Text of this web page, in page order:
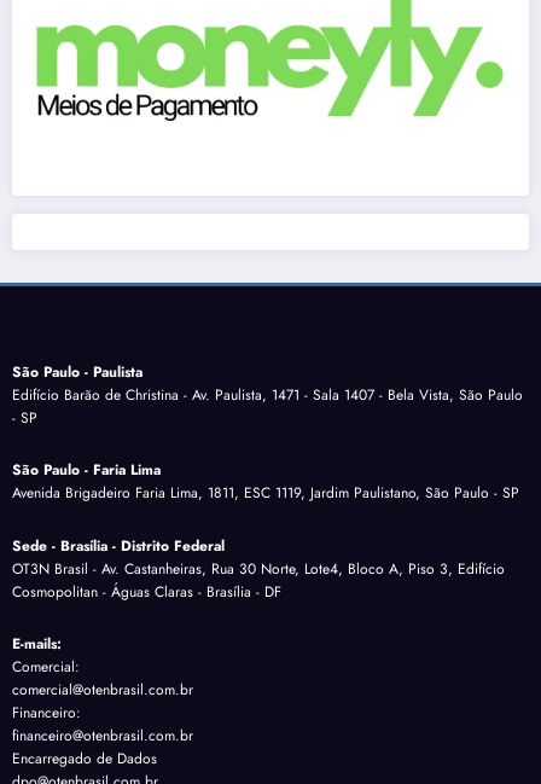
São Paulo - Paulista
Edifício Barão de Christina - Av. Paulista, 1471 - Sala 1407 - Bela Vista, São Paulo
- SP
São Paulo - Faria Lima
Avenida Brigadeiro Faria Lima, 1811, ESC 1119, Jardim Paulistano, São Paulo - SP
Sede - Brasília - Distrito Federal
OT3N Brasil - Av. Castanheiras, Rua 30 Norte, Lote4, Bloco A, Piso 3, Edifício
Cosmopolitan - Águas Claras - Brasília - DF
E-mails:
Comercial:
comercial@otenbrasil.com.br
Financeiro:
financeiro@otenbrasil.com.br
Encarregado de Dados